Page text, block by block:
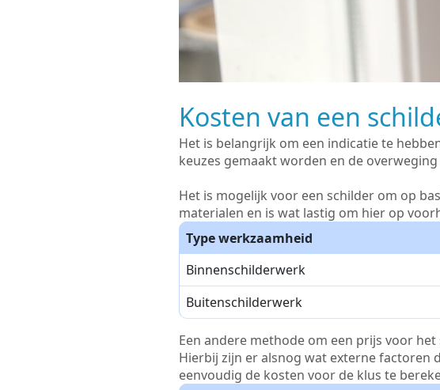
Kosten van een
Het is belangrijk om een indicatie te
keuzes gemaakt worden en de
Het is mogelijk voor een schilder om op
materialen en is wat lastig om hier op
Type werkzaamheid
Binnenschilderwerk
Buitenschilderwerk
Een andere methode om een prijs voor
Hierbij zijn er alsnog wat externe factoren
eenvoudig de kosten voor de klus te